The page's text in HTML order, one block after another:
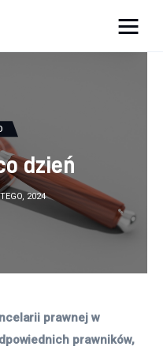
dzień
2024
prawnej w
prawników,